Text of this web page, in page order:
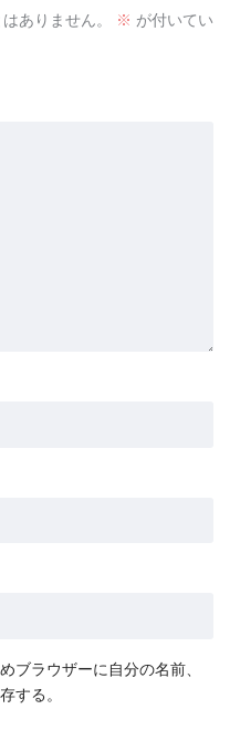
ありません。 ※ が付いてい
ブラウザーに自分の名前、
する。